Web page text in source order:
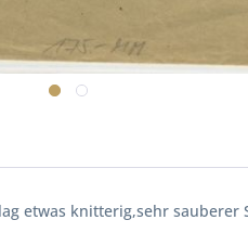
etwas knitterig,sehr